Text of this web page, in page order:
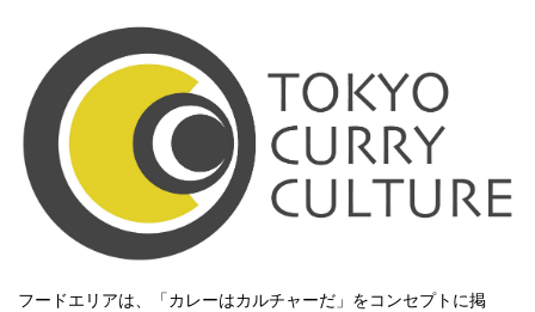
フードエリアは、「カレーはカルチャーだ」をコンセプトに掲